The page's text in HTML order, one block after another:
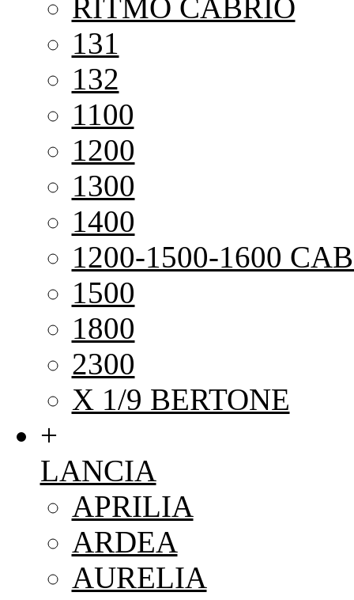
RITMO CABRIO
131
132
1100
1200
1300
1400
1200-1500-1600
1500
1800
2300
X 1/9 BERTONE
+
LANCIA
APRILIA
ARDEA
AURELIA